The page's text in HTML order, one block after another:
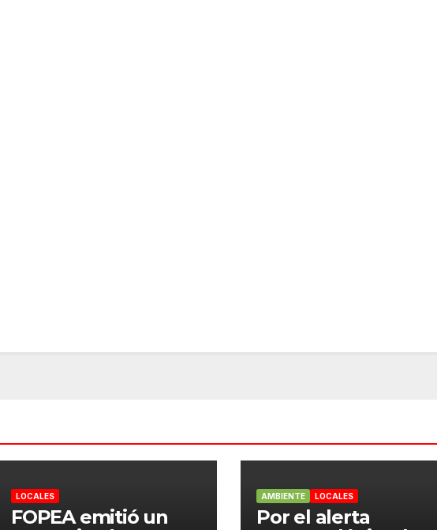
LOCALES
FOPEA emitió un
AMBIENTE LOCALES
Por el alerta